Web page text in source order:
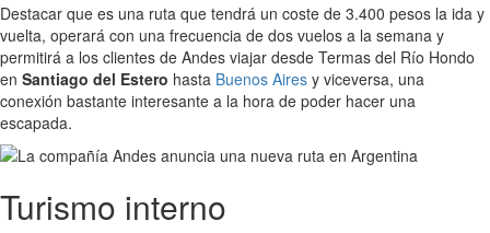
Destacar que es una ruta que tendrá un coste de 3.400 pesos la ida y
vuelta, operará con una frecuencia de dos vuelos a la semana y
permitirá a los clientes de Andes viajar desde Termas del Río Hondo
en Santiago del Estero hasta Buenos Aires y viceversa, una
conexión bastante interesante a la hora de poder hacer una
escapada.
Turismo interno